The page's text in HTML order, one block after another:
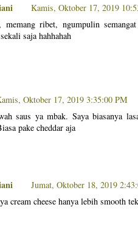
Kamis, Oktober 17, 2019
memang ribet, ngumpulin
saja hahhahah
Oktober 17, 2019 3:35:00 PM
saus ya mbak. Saya biasanya
pake cheddar aja
Jumat, Oktober 18, 2019
cream cheese hanya lebih smooth